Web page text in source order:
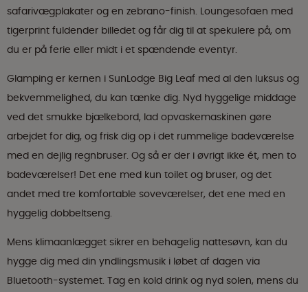
safarivægplakater og en zebrano-finish. Loungesofaen med
tigerprint fuldender billedet og får dig til at spekulere på, om
du er på ferie eller midt i et spændende eventyr.
Glamping er kernen i SunLodge Big Leaf med al den luksus og
bekvemmelighed, du kan tænke dig. Nyd hyggelige middage
ved det smukke bjælkebord, lad opvaskemaskinen gøre
arbejdet for dig, og frisk dig op i det rummelige badeværelse
med en dejlig regnbruser. Og så er der i øvrigt ikke ét, men to
badeværelser! Det ene med kun toilet og bruser, og det
andet med tre komfortable soveværelser, det ene med en
hyggelig dobbeltseng.
Mens klimaanlægget sikrer en behagelig nattesøvn, kan du
hygge dig med din yndlingsmusik i løbet af dagen via
Bluetooth-systemet. Tag en kold drink og nyd solen, mens du